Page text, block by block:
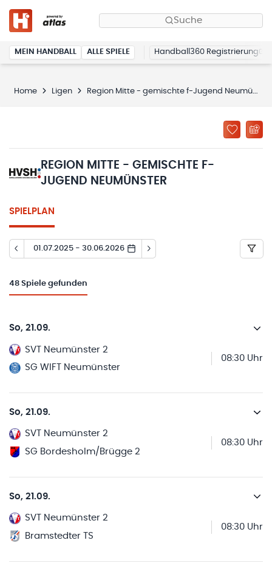
Suche
MEIN HANDBALL ALLE SPIELE Handball360 Registrierung
Home Ligen Region Mitte - gemischte f-Jugend Neumünster
REGION MITTE - GEMISCHTE F-
JUGEND NEUMÜNSTER
SPIELPLAN
01.07.2025 - 30.06.2026
48 Spiele gefunden
So, 21.09.
SVT Neumünster 2
SG WIFT Neumünster
08:30 Uhr
So, 21.09.
SVT Neumünster 2
SG Bordesholm/Brügge 2
08:30 Uhr
So, 21.09.
SVT Neumünster 2
Bramstedter TS
08:30 Uhr